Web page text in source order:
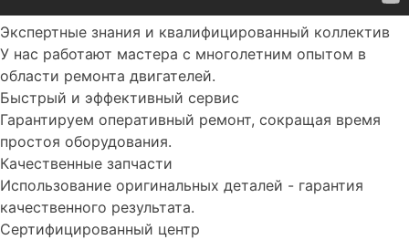
Экспертные знания и квалифицированный коллектив
У нас работают мастера с многолетним опытом в
области ремонта двигателей.
Быстрый и эффективный сервис
Гарантируем оперативный ремонт, сокращая время
простоя оборудования.
Качественные запчасти
Использование оригинальных деталей - гарантия
качественного результата.
Сертифицированный центр